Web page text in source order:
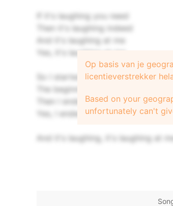
If it's laughing you need
Then it's laughing indeed
And it's laughing at me
Yes, it's laughing at me
So I started to end
The beginning to end
Then I ended the end
Yes, I ended the end
And it's laughing, it's laughing at
Op basis van je
licentieverstrekker
Based on your
unfortunately can't